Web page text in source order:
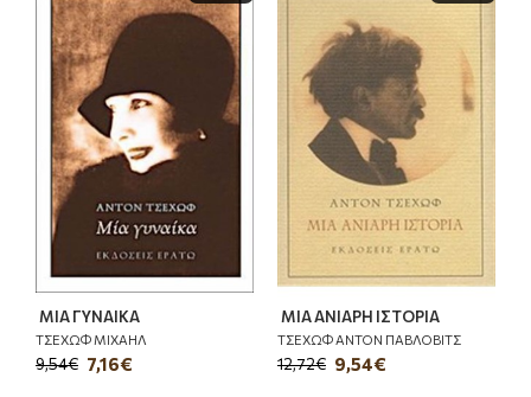
ΜΙΑ ΓΥΝΑΙΚΑ
ΤΣΕΧΩΦ ΜΙΧΑΗΛ
7,16€
9,54€
ΜΙΑ ΑΝΙΑΡΗ ΙΣΤΟΡΙΑ
ΤΣΕΧΩΦ ΑΝΤΟΝ ΠΑΒΛΟΒΙΤΣ
9,54€
12,72€